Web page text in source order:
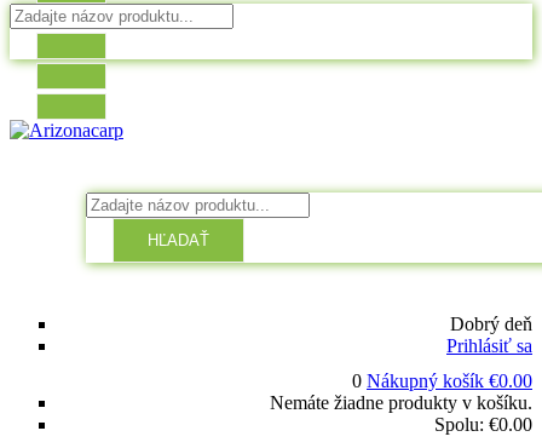
HĽADAŤ
Dobrý deň
Prihlásiť sa
0 Nákupný košík €0.00
Nemáte žiadne produkty v košíku.
Spolu: €0.00